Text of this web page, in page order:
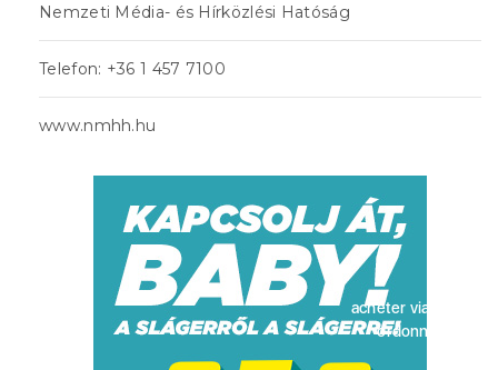
Nemzeti Média- és Hírközlési Hatóság
Telefon: +36 1 457 7100
www.nmhh.hu
acheter viagra sans
ordonnance